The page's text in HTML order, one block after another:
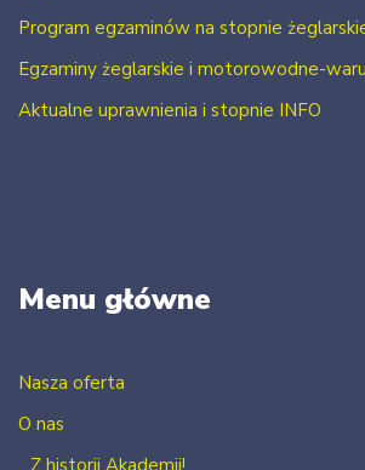
Program egzaminów na stopnie
Egzaminy żeglarskie i motorowodne-
Aktualne uprawnienia i stopnie INFO
Menu główne
Nasza oferta
O nas
Z historii Akademii!